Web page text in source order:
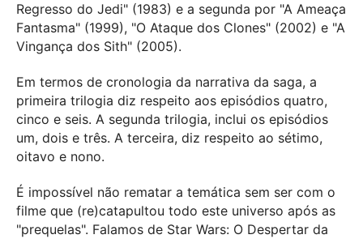
Regresso do Jedi" (1983) e a segunda por "A Ameaça
Fantasma" (1999), "O Ataque dos Clones" (2002) e "A
Vingança dos Sith" (2005).
Em termos de cronologia da narrativa da saga, a
primeira trilogia diz respeito aos episódios quatro,
cinco e seis. A segunda trilogia, inclui os episódios
um, dois e três. A terceira, diz respeito ao sétimo,
oitavo e nono.
É impossível não rematar a temática sem ser com o
filme que (re)catapultou todo este universo após as
"prequelas". Falamos de Star Wars: O Despertar da